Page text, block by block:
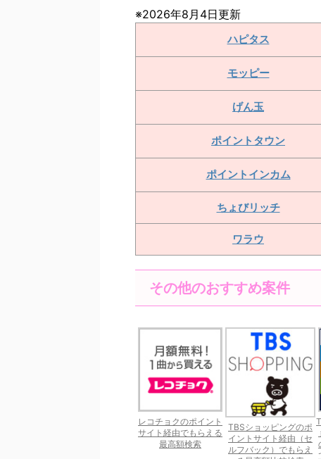
※2026年8月4日更新
ハピタス
モッピー
げん玉
ポイントタウン
ポイントインカム
ちょびリッチ
ワラウ
その他のおすすめ案件
レコチョクのポイント
サイト経由でもらえる
最高額検索
TBSショッピングのポ
イントサイト経由（セ
ルフバック）でもらえ